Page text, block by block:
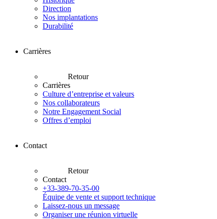
Direction
Nos implantations
Durabilité
Carrières
Retour
Carrières
Culture d’entreprise et valeurs
Nos collaborateurs
Notre Engagement Social
Offres d’emploi
Contact
Retour
Contact
+33-389-70-35-00
Équipe de vente et support technique
Laissez-nous un message
Organiser une réunion virtuelle